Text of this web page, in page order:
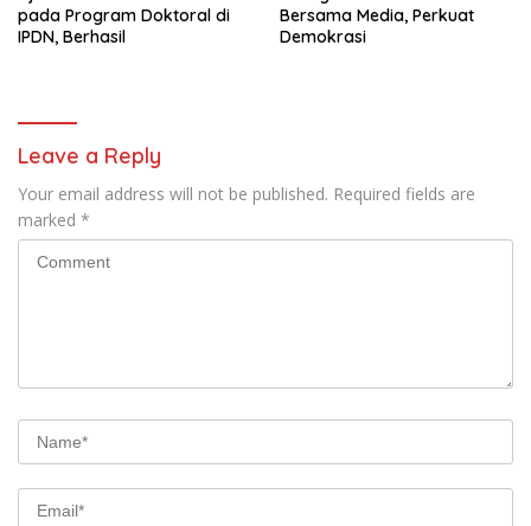
pada Program Doktoral di
IPDN, Berhasil
Bersama Media, Perkuat
Demokrasi
Leave a Reply
Your email address will not be published. Required fields are
marked *